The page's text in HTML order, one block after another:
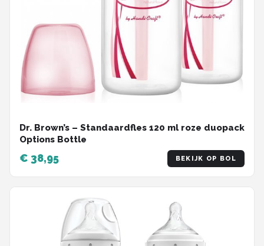
Dr. Brown’s – Standaardfles 120 ml roze duopack
Options Bottle
€ 38,95 BEKIJK OP BOL